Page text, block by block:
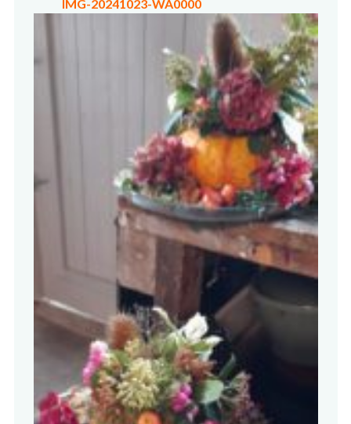
IMG-20241023-WA0000